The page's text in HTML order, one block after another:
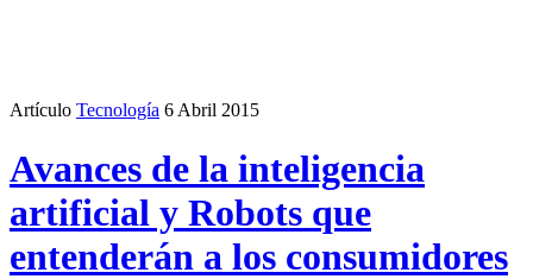
Artículo Tecnología 6 Abril 2015
Avances de la inteligencia
artificial y Robots que
entenderán a los consumidores